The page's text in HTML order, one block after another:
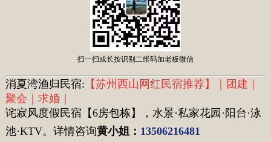
扫一扫或长按识别二维码加老板微信
消夏湾渔归民宿: 【苏州西山网红民宿推荐】｜团建｜
聚会｜求婚｜
诧寂风度假民宿【6房包栋】，水景·私家花园·阳台·泳
池·KTV。详情咨询黄小姐 ： 13506216481